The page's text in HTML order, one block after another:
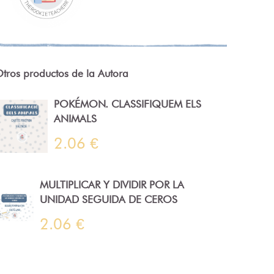
productos de la Autora
POKÉMON. CLASSIFIQUEM ELS
ANIMALS
2.06 €
MULTIPLICAR Y DIVIDIR POR LA
UNIDAD SEGUIDA DE CEROS
2.06 €